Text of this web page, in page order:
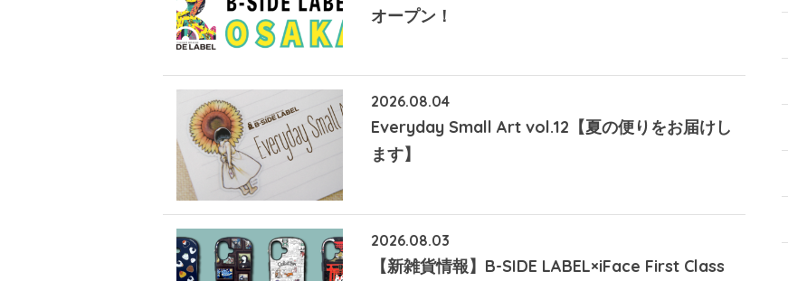
オープン！
2026.08.04
Everyday Small Art vol.12【夏の便りをお届けし
ます】
2026.08.03
【新雑貨情報】B-SIDE LABEL×iFace First Class